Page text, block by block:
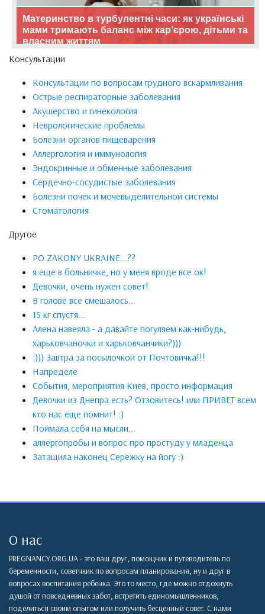
Материнство в турбулентні часи: як українські
мами тримають баланс між кар’єрою, дітьми та
власним життям
Консультации
Консультации по вопросам грудного вскармливания
Острые респираторные заболевания
Акушерство и гинекология
Неврологические проблемы
Болезни органов пищеварения
Аллергология и иммунология
Эндокринные и обменные заболевания
Сердечно-сосудистые заболевания
Болезни почек и мочевыделительной системы
Стоматология
Другое
PO ZAKONY UKRAINE...??
я еще в больничке, но у меня вроде все ок!
Девочки, очень нужен совет!
В голове все смешалось...
15 кг спустя...
Алена навеяла - а давайте погуляем как-нибудь,
харьковчаночки и харьковчанчики?)))
:))) Завтра за посылочкой от Почтовичка!!!
Напределе
События, мероприятия Киев, просто информация
Девочки из Днепра есть? Отзовитесь! или ПРИВЕТ всем
кто нас еще помнит! :)
Поймала себя на мысли...
аллергопробы и вопрос про простуду у младенца
Затащила наконец Сережку на йогу :)
О нас
PREGNANCY.ORG.UA - это ваш друг, помощник и путеводитель по
беременности, советчкик по вопросам планирования, ну и друг в
вопросах воспитания ребенка. Это то место, где можно отдохнуть
душой от повседневных забот, встретить единомышленников,
поделиться своим опытом или получить бесценный совет. С нами